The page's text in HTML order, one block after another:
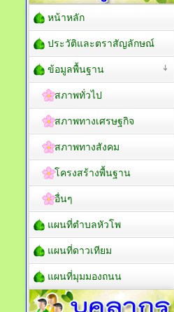
หน้าหลัก
ประวัติและตราสัญลักษณ์
ข้อมูลพื้นฐาน
สภาพทั่วไป
สภาพทางเศรษฐกิจ
สภาพทางสังคม
โครงสร้างพื้นฐาน
อื่นๆ
แผนที่ตำบลหัวโพ
แผนที่ดาวเทียม
แผนที่มุมมองถนน